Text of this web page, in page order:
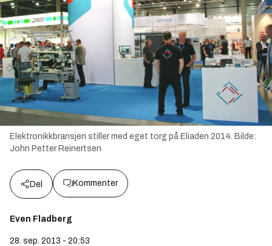
Elektronikkbransjen stiller med eget torg på Eliaden 2014. Bilde:
John Petter Reinertsen
Del Kommenter
Even Fladberg
28. sep. 2013 - 20:53